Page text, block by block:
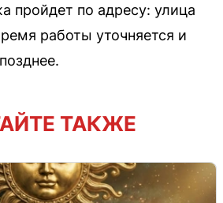
пройдет по адресу: улица
работы уточняется и
ТАКЖЕ